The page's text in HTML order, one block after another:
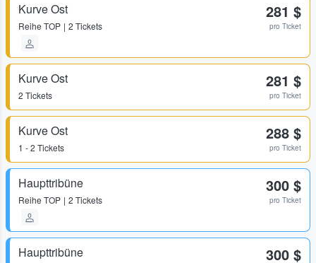
Kurve Ost
Reihe TOP 2 Tickets
281 $
pro Ticket
Kurve Ost
2 Tickets
281 $
pro Ticket
Kurve Ost
1 - 2 Tickets
288 $
pro Ticket
Haupttribüne
Reihe TOP 2 Tickets
300 $
pro Ticket
Haupttribüne 300 $